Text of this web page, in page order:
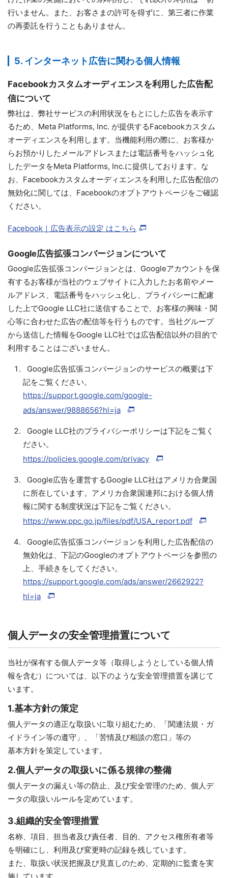
行いません。また、お客さまの許可を得ずに、第三者に作業
の再委託を行うこともありません。
5. インターネット広告に関わる個人情報
Facebookカスタムオーディエンスを利用した広告配
信について
弊社は、弊社サービスの利用状況をもとにした広告を表示す
るため、Meta Platforms, Inc. が提供するFacebookカスタム
オーディエンスを利用します。当機能利用の際に、お客様か
らお預かりしたメールアドレスまたは電話番号をハッシュ化
したデータをMeta Platforms, Inc.に提供しております。な
お、Facebookカスタムオーディエンスを利用した広告配信の
無効化に関しては、Facebookのオプトアウトページをご確認
ください。
Facebook｜広告表示の設定 はこちら
Google広告拡張コンバージョンについて
Google広告拡張コンバージョンとは、Googleアカウントを保
有するお客様が当社のウェブサイトに入力したお名前やメー
ルアドレス、電話番号をハッシュ化し、プライバシーに配慮
した上でGoogle LLC社に送信することで、お客様の興味・関
心等に合わせた広告の配信等を行うものです。当社グループ
から送信した情報をGoogle LLC社では広告配信以外の目的で
利用することはございません。
Google広告拡張コンバージョンのサービスの概要は下
記をご覧ください。
https://support.google.com/google-
ads/answer/9888656?hl=ja
Google LLC社のプライバシーポリシーは下記をご覧く
ださい。
https://policies.google.com/privacy
Google広告を運営するGoogle LLC社はアメリカ合衆国
に所在しています。アメリカ合衆国連邦における個人情
報に関する制度状況は下記をご覧ください。
https://www.ppc.go.jp/files/pdf/USA_report.pdf
Google広告拡張コンバージョンを利用した広告配信の
無効化は、下記のGoogleのオプトアウトページを参照の
上、手続きをしてください。
https://support.google.com/ads/answer/2662922?
hl=ja
個人データの安全管理措置について
当社が保有する個人データ等（取得しようとしている個人情
報を含む）については、以下のような安全管理措置を講じて
います。
1.基本方針の策定
個人データの適正な取扱いに取り組むため、「関連法規・ガ
イドライン等の遵守」、「苦情及び相談の窓口」等の
基本方針を策定しています。
2.個人データの取扱いに係る規律の整備
個人データの漏えい等の防止、及び安全管理のため、個人デ
ータの取扱いルールを定めています。
3.組織的安全管理措置
名称、項目、担当者及び責任者、目的、アクセス権所有者等
を明確にし、利用及び変更時の記録を残しています。
また、取扱い状況把握及び見直しのため、定期的に監査を実